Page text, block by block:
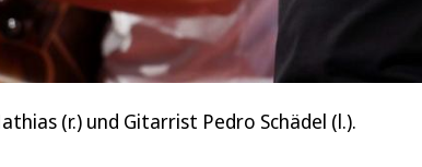
(r.) und Gitarrist Pedro Schädel (l.).